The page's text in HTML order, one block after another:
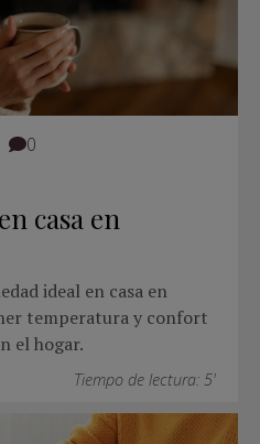
0
casa en
ideal en casa en
temperatura y confort
el hogar.
Tiempo de lectura: 5'